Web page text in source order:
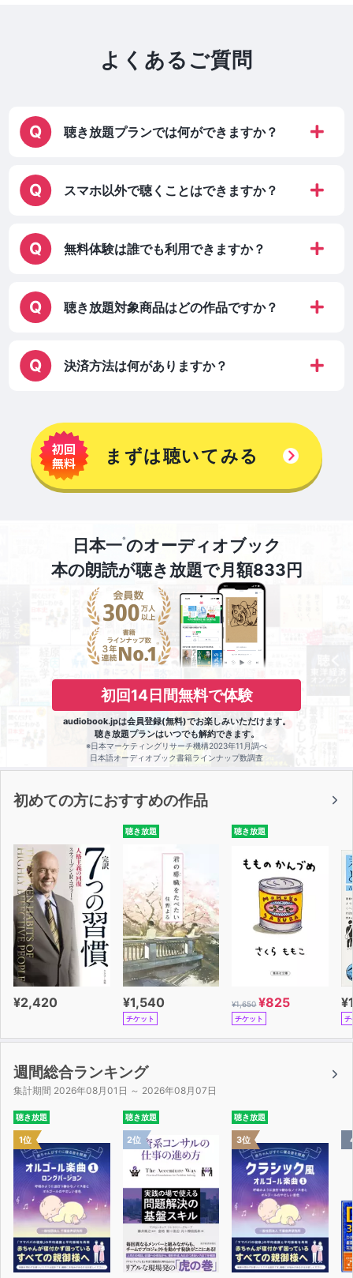
よくあるご質問
聴き放題プランでは何ができますか？
スマホ以外で聴くことはできますか？
無料体験は誰でも利用できますか？
聴き放題対象商品はどの作品ですか？
決済方法は何がありますか？
まずは聴いてみる
日本一※のオーディオブック
本の朗読が聴き放題で月額833円
初回14日間無料で体験
audiobook.jpは会員登録(無料)でお楽しみいただけます。
聴き放題プランはいつでも解約できます。
※日本マーケティングリサーチ機構2023年11月調べ
日本語オーディオブック書籍ラインナップ数調査
初めての方におすすめの作品
¥2,420
聴き放題
¥1,540
チケット
聴き放題
¥1,650 ¥825
チケット チ
週間総合ランキング
集計期間 2026年08月01日 ～ 2026年08月07日
聴き放題
1位
聴き放題
2位
聴き放題
3位